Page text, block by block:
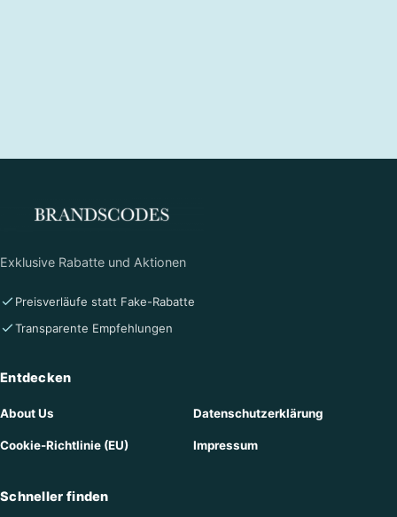
Exklusive Rabatte und Aktionen
Preisverläufe statt Fake-Rabatte
Transparente Empfehlungen
Entdecken
About Us Datenschutzerklärung
Cookie-Richtlinie (EU) Impressum
Schneller finden